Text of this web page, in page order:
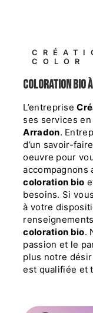
CRÉATION CENTER
COLOR
coloration bio
L’entreprise
ses services
Arradon.
d’un savoir-
oeuvre pour
accompagnons
coloration bio
besoins. Si
à votre
coloration bio.
passion et le
plus notre
est qualifiée et